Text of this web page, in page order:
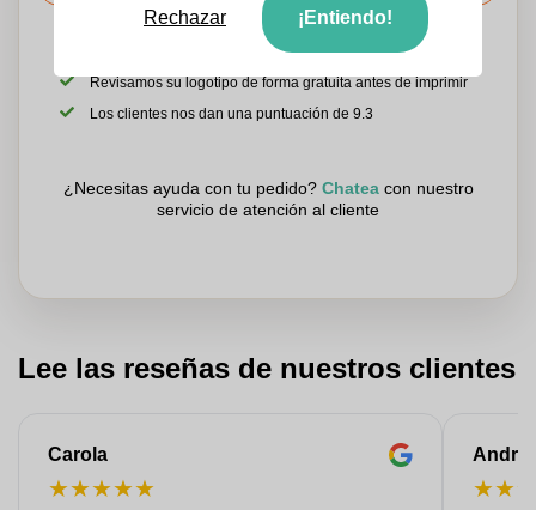
Sube tu logotipo en la página siguiente
Revisamos su logotipo de forma gratuita antes de imprimir
Los clientes nos dan una puntuación de 9.3
¿Necesitas ayuda con tu pedido? Chateacon nuestro
servicio de atención al cliente
Lee las reseñas de nuestros clientes
Carola
★★★★★ ★★
Rechazar ¡Entiendo!